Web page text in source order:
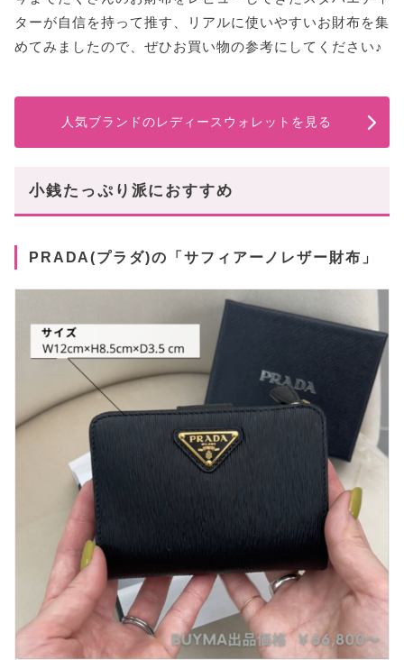
ターが自信を持って推す、リアルに使いやすいお財布を集
めてみましたので、ぜひお買い物の参考にしてください♪
人気ブランドのレディースウォレットを見る
小銭たっぷり派におすすめ
PRADA(プラダ)の「サフィアーノレザー財布」